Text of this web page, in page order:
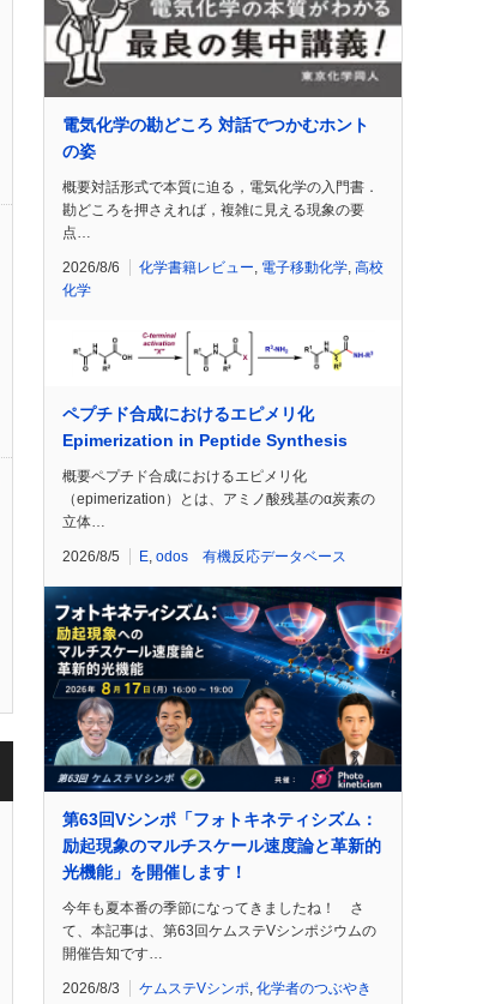
電気化学の勘どころ 対話でつかむホント
の姿
概要対話形式で本質に迫る，電気化学の入門書．
勘どころを押さえれば，複雑に見える現象の要
点…
2026/8/6 化学書籍レビュー 電子移動化学 高校
化学
ペプチド合成におけるエピメリ化
Epimerization in Peptide Synthesis
概要ペプチド合成におけるエピメリ化
（epimerization）とは、アミノ酸残基のα炭素の
立体…
2026/8/5 E odos 有機反応データベース
第63回Vシンポ「フォトキネティシズム：
励起現象のマルチスケール速度論と革新的
光機能」を開催します！
今年も夏本番の季節になってきましたね！ さ
て、本記事は、第63回ケムステVシンポジウムの
開催告知です…
2026/8/3 ケムステVシンポ, 化学者のつぶやき